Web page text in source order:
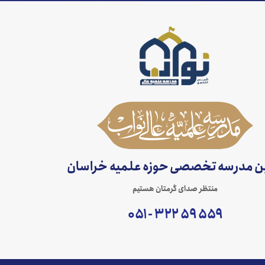
مدرسه تخصصی حوزه علمیه خراسان
منتظر صدای گرمتان هستیم
۵۵۹ ۵۹ ۳۲۲ - ۰۵۱